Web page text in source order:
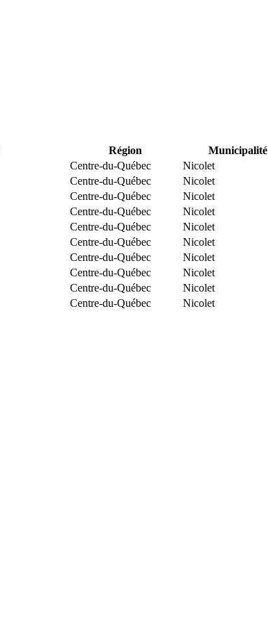
Région Municipalité
Centre-du-Québec
Nicolet
Centre-du-Québec
Nicolet
Centre-du-Québec
Nicolet
Centre-du-Québec
Nicolet
Centre-du-Québec
Nicolet
Centre-du-Québec
Nicolet
Centre-du-Québec
Nicolet
Centre-du-Québec
Nicolet
Centre-du-Québec
Nicolet
Centre-du-Québec Nicolet